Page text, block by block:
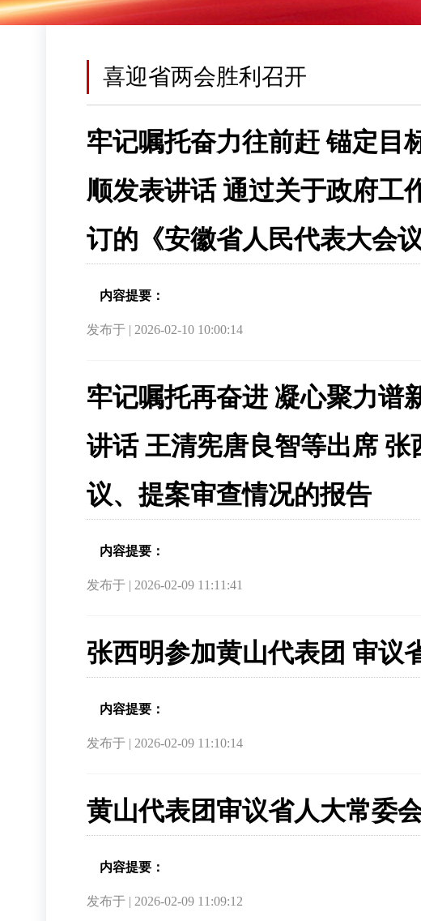
喜迎省两会胜利召开
牢记嘱托奋力往前赶 锚定目
顺发表讲话 通过关于政府工
订的《安徽省人民代表大会
内容提要：
发布于 | 2026-02-10 10:00:14
牢记嘱托再奋进 凝心聚力谱
讲话 王清宪唐良智等出席
议、提案审查情况的报告
内容提要：
发布于 | 2026-02-09 11:11:41
张西明参加黄山代表团 审议
内容提要：
发布于 | 2026-02-09 11:10:14
黄山代表团审议省人大常委
内容提要：
发布于 | 2026-02-09 11:09:12